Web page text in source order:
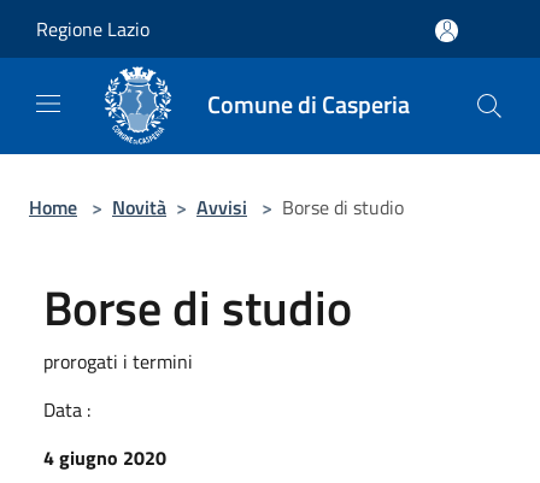
Regione Lazio
Comune di Casperia
Home > Novità > Avvisi > Borse di studio
Borse di studio
prorogati i termini
Data :
4 giugno 2020